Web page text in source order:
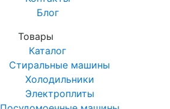
Блог
Товары
Каталог
Стиральные машины
Холодильники
Электроплиты